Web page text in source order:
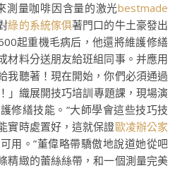
測量咖啡因含量的激光bestmade
綠的系統傢俱著門口的牛土豪發出
起重機毛病后，他還將維護修繕
材料分送朋友給班組同事。并應用
我聽著！現在開始，你們必須通過
」織展開技巧培訓專題課，現場演
修繕技能。“大師學會這些技巧技
實時處置好，這就保證歐凌辦公家
用。”董偉略帶驕傲地說道她從吧
精緻的蕾絲絲帶，和一個測量完美